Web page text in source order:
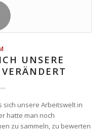
UNSERE
sich unsere Arbeitswelt in
hatte man noch
zu sammeln, zu bewerten